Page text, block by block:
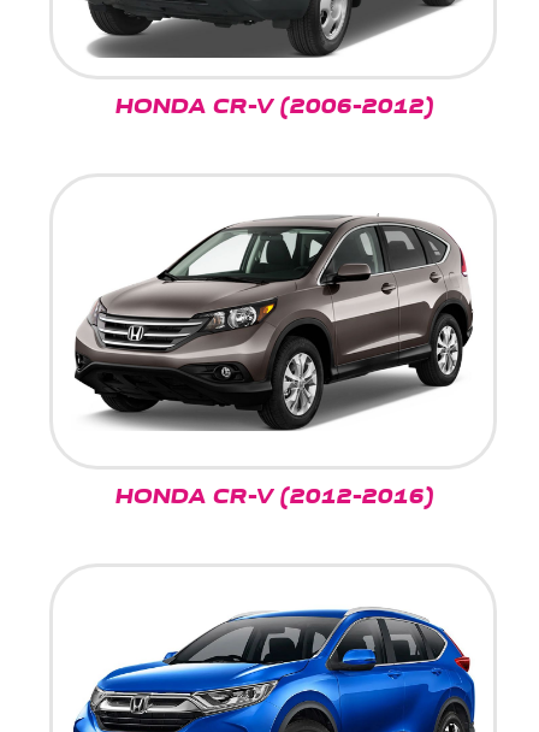
HONDA CR-V (2006-2012)
HONDA CR-V (2012-2016)